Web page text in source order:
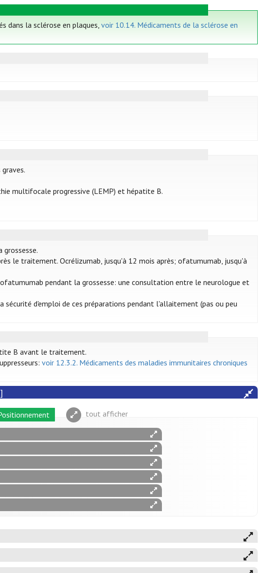
dans la sclérose en plaques,voir 10.14. Médicaments de la sclérose en
multifocale progressive (LEMP) et hépatite B.
grossesse.
le traitement. Ocrélizumab, jusqu'à 12 mois après; ofatumumab, jusqu'à
pendant la grossesse: une consultation entre le neurologue et
d'emploi de ces préparations pendant l'allaitement (pas ou peu
B avant le traitement.
voir 12.3.2. Médicaments des maladies immunitaires chroniques
tout afficher